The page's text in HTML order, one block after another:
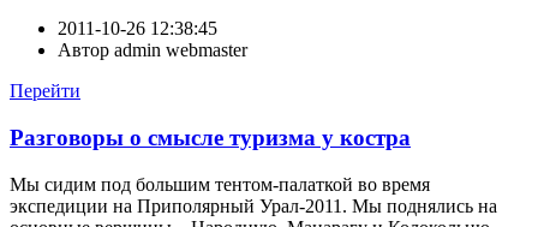
2011-10-26 12:38:45
Автор admin webmaster
Перейти
Разговоры о смысле туризма у костра
Мы сидим под большим тентом-палаткой во время
экспедиции на Приполярный Урал-2011. Мы поднялись на